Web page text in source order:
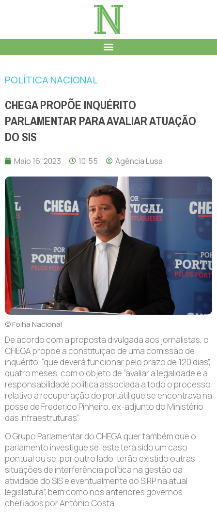
POLÍTICA NACIONAL
CHEGA PROPÕE INQUÉRITO
PARLAMENTAR PARA AVALIAR ATUAÇÃO
DO SIS
Maio 16, 2023 10:55 Agência Lusa
© Folha Nacional
De acordo com a proposta divulgada aos jornalistas, o
CHEGA propõe a constituição de uma comissão de
inquérito, “que deverá funcionar pelo prazo de 120 dias”,
quatro meses, com o objeto de “avaliar a legalidade e a
responsabilidade política associada a todo o processo
relativo à recuperação do portátil que se encontrava na
posse de Frederico Pinheiro, ex-adjunto do Ministério
das Infraestruturas”.
O Grupo Parlamentar do CHEGA quer também que o
parlamento investigue se “este terá sido um caso
pontual ou se, por outro lado, terão existido outras
situações de interferência política na gestão da
atividade do SIS e eventualmente do SIRP na atual
legislatura”, bem como nos anteriores governos
chefiados por António Costa.